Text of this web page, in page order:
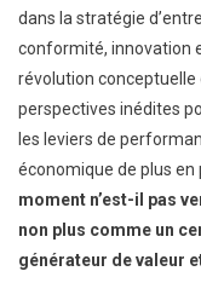
dans la stratégie
conformité, innovation
révolution conceptuelle
perspectives inédites
les leviers de
économique de plus en
moment n’est-il pas
non plus comme un
générateur de valeur